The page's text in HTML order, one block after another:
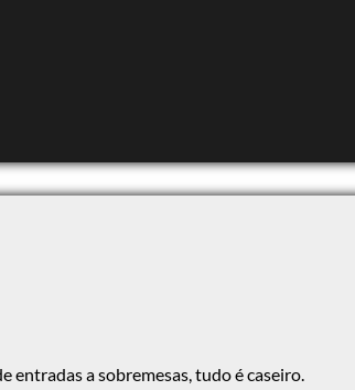
entradas a sobremesas, tudo é caseiro.